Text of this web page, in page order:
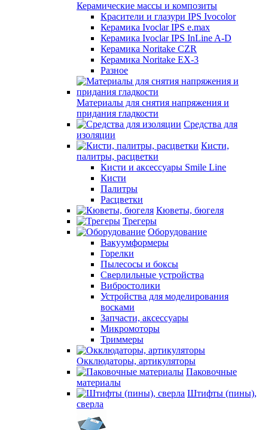
Керамические массы и композиты
Красители и глазури IPS Ivocolor
Керамика Ivoclar IPS e.max
Керамика Ivoclar IPS InLine A-D
Керамика Noritake CZR
Керамика Noritake EX-3
Разное
Материалы для снятия напряжения и
придания гладкости
Средства для
изоляции
Кисти,
палитры, расцветки
Кисти и аксессуары Smile Line
Кисти
Палитры
Расцветки
Кюветы, бюгеля
Трегеры
Оборудование
Вакуумформеры
Горелки
Пылесосы и боксы
Сверлильные устройства
Вибростолики
Устройства для моделирования
восками
Запчасти, аксессуары
Микромоторы
Триммеры
Окклюдаторы, артикуляторы
Паковочные
материалы
Штифты (пины),
сверла